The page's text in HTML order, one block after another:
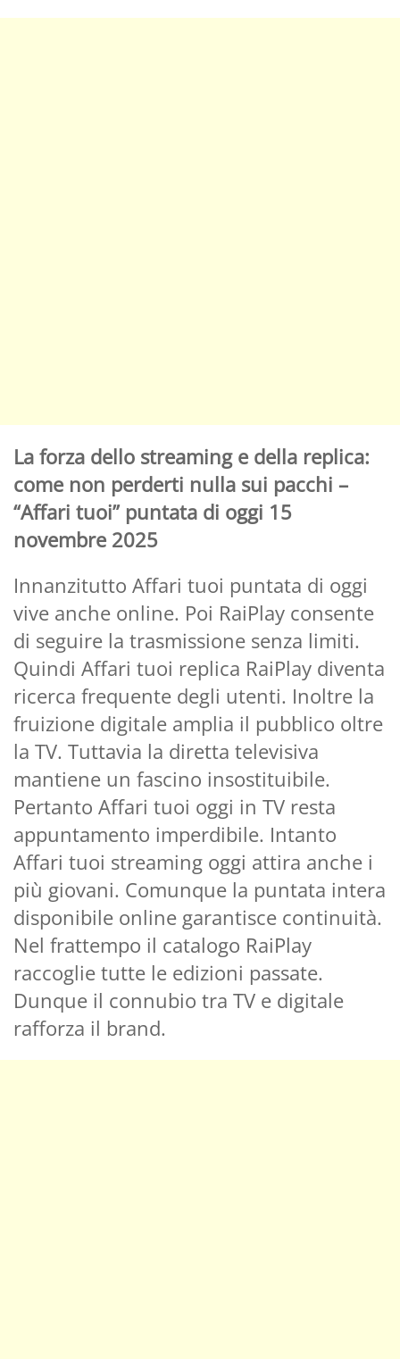
La forza dello streaming e della replica:
come non perderti nulla sui pacchi –
“Affari tuoi” puntata di oggi 15
novembre 2025
Innanzitutto Affari tuoi puntata di oggi
vive anche online. Poi RaiPlay consente
di seguire la trasmissione senza limiti.
Quindi Affari tuoi replica RaiPlay diventa
ricerca frequente degli utenti. Inoltre la
fruizione digitale amplia il pubblico oltre
la TV. Tuttavia la diretta televisiva
mantiene un fascino insostituibile.
Pertanto Affari tuoi oggi in TV resta
appuntamento imperdibile. Intanto
Affari tuoi streaming oggi attira anche i
più giovani. Comunque la puntata intera
disponibile online garantisce continuità.
Nel frattempo il catalogo RaiPlay
raccoglie tutte le edizioni passate.
Dunque il connubio tra TV e digitale
rafforza il brand.